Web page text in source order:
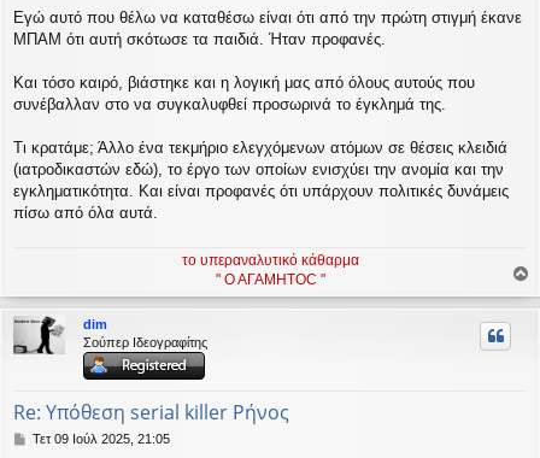
μ
υ
η
Εγώ αυτό που θέλω να καταθέσω είναι ότι από την πρώτη στιγμή έκανε
ΜΠΑΜ ότι αυτή σκότωσε τα παιδιά. Ήταν προφανές.
Και τόσο καιρό, βιάστηκε και η λογική μας από όλους αυτούς που
συνέβαλλαν στο να συγκαλυφθεί προσωρινά το έγκλημά της.
Τι κρατάμε; Άλλο ένα τεκμήριο ελεγχόμενων ατόμων σε θέσεις κλειδιά
(ιατροδικαστών εδώ), το έργο των οποίων ενισχύει την ανομία και την
εγκληματικότητα. Και είναι προφανές ότι υπάρχουν πολιτικές δυνάμεις
πίσω από όλα αυτά.
το υπεραναλυτικό κάθαρμα
" Ο ΑΓΑΜΗΤΟC "
ο
ρ
dim
Σούπερ Ιδεογραφίτης
Re: Υπόθεση serial killer Ρήνος
ΔΤετ 09 Ιούλ 2025, 21:05